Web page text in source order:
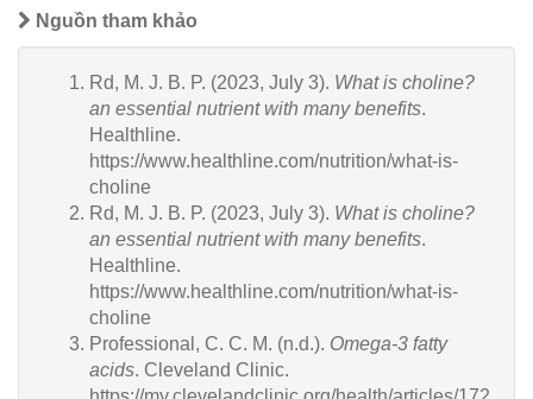
Nguồn tham khảo
Rd, M. J. B. P. (2023, July 3). What is choline?
an essential nutrient with many benefits.
Healthline.
https://www.healthline.com/nutrition/what-is-
choline
Rd, M. J. B. P. (2023, July 3). What is choline?
an essential nutrient with many benefits.
Healthline.
https://www.healthline.com/nutrition/what-is-
choline
Professional, C. C. M. (n.d.). Omega-3 fatty
acids. Cleveland Clinic.